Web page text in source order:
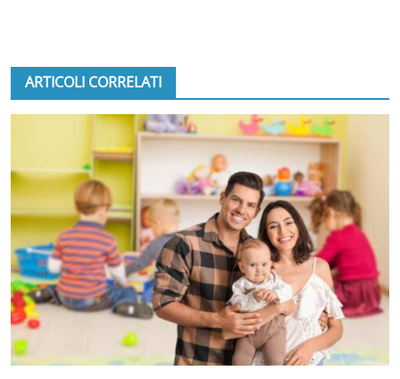
ARTICOLI CORRELATI